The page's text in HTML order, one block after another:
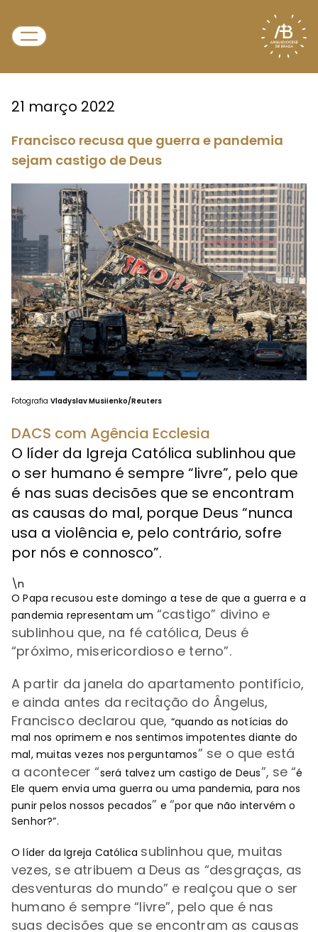
21 março 2022
Francisco recusa que guerra e pandemia
sejam castigo de Deus
Fotografia Vladyslav Musiienko/Reuters
DACS com Agência Ecclesia
O líder da Igreja Católica sublinhou que
o ser humano é sempre “livre”, pelo que
é nas suas decisões que se encontram
as causas do mal, porque Deus “nunca
usa a violência e, pelo contrário, sofre
por nós e connosco”.
\n
O Papa recusou este domingo a tese de que a guerra e a
pandemia representam um “castigo” divino e
sublinhou que, na fé católica, Deus é
“próximo, misericordioso e terno”.
A partir da janela do apartamento pontifício,
e ainda antes da recitação do Ângelus,
Francisco declarou que, “quando as notícias do
mal nos oprimem e nos sentimos impotentes diante do
mal, muitas vezes nos perguntamos” se o que está
a acontecer“será talvez um castigo de Deus”, se “é
Ele quem envia uma guerra ou uma pandemia, para nos
punir pelos nossos pecados” e“por que não intervém o
Senhor?”.
O líder da Igreja Católica sublinhou que, muitas
vezes, se atribuem a Deus as “desgraças, as
desventuras do mundo” e realçou que o ser
humano é sempre “livre”, pelo que é nas
suas decisões que se encontram as causas